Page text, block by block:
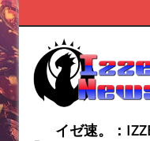
イゼ速。：